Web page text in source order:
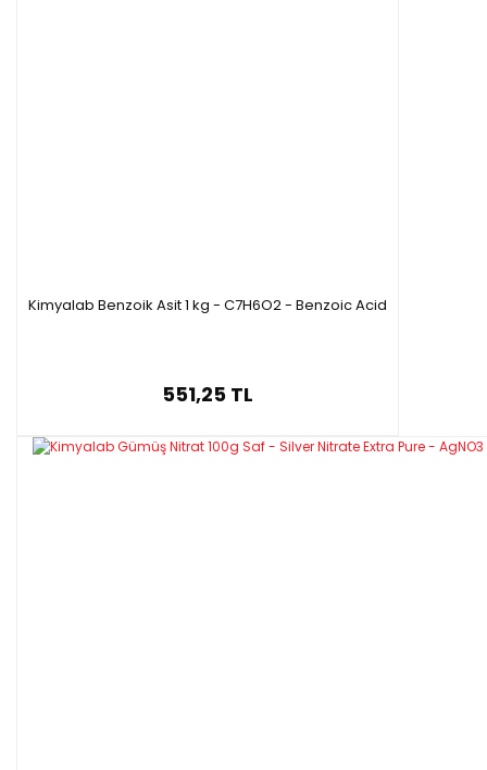
Kimyalab Benzoik Asit 1 kg - C7H6O2 - Benzoic Acid
551,25 TL